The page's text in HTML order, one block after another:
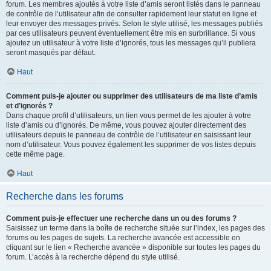
forum. Les membres ajoutés à votre liste d’amis seront listés dans le panneau
de contrôle de l’utilisateur afin de consulter rapidement leur statut en ligne et
leur envoyer des messages privés. Selon le style utilisé, les messages publiés
par ces utilisateurs peuvent éventuellement être mis en surbrillance. Si vous
ajoutez un utilisateur à votre liste d’ignorés, tous les messages qu’il publiera
seront masqués par défaut.
Haut
Comment puis-je ajouter ou supprimer des utilisateurs de ma liste d’amis
et d’ignorés ?
Dans chaque profil d’utilisateurs, un lien vous permet de les ajouter à votre
liste d’amis ou d’ignorés. De même, vous pouvez ajouter directement des
utilisateurs depuis le panneau de contrôle de l’utilisateur en saisissant leur
nom d’utilisateur. Vous pouvez également les supprimer de vos listes depuis
cette même page.
Haut
Recherche dans les forums
Comment puis-je effectuer une recherche dans un ou des forums ?
Saisissez un terme dans la boîte de recherche située sur l’index, les pages des
forums ou les pages de sujets. La recherche avancée est accessible en
cliquant sur le lien « Recherche avancée » disponible sur toutes les pages du
forum. L’accès à la recherche dépend du style utilisé.